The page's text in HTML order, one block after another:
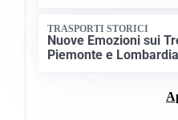
TRASPORTI STORICI
Nuove Emozioni sui
Piemonte e Lombardia